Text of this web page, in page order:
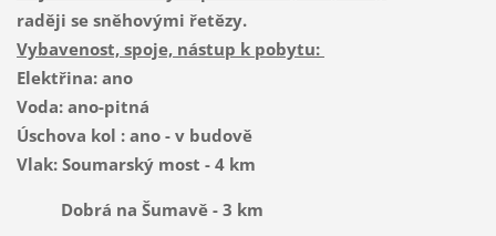
raději se sněhovými řetězy.
Vybavenost, spoje, nástup k pobytu:
Elektřina: ano
Voda: ano-pitná
Úschova kol : ano - v budově
Vlak: Soumarský most - 4 km
Dobrá na Šumavě - 3 km